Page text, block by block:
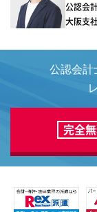
公認会
大阪支
公認会計
完全